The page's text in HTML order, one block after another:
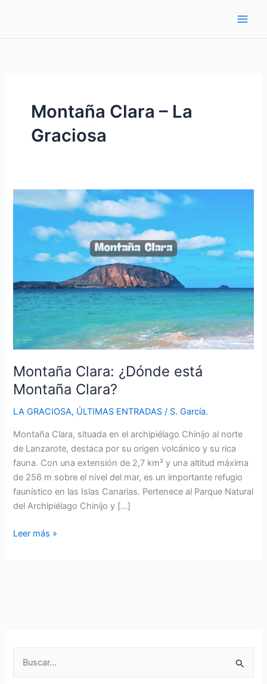
Montaña Clara – La
Graciosa
Montaña Clara: ¿Dónde está
Montaña Clara?
LA GRACIOSA, ÚLTIMAS ENTRADAS / S. García.
Montaña Clara, situada en el archipiélago Chinijo al norte
de Lanzarote, destaca por su origen volcánico y su rica
fauna. Con una extensión de 2,7 km² y una altitud máxima
de 256 m sobre el nivel del mar, es un importante refugio
faunístico en las Islas Canarias. Pertenece al Parque Natural
del Archipiélago Chinijo y […]
Montaña
Leer más »